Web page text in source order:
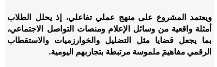
ويعتمد المشروع على منهج عملي تفاعلي، إذ يحلل الطلاب
أمثلة واقعية من وسائل الإعلام ومنصات التواصل الاجتماعي،
بما يجعل قضايا مثل التضليل والخوارزميات والاستقطاب
الرقمي مفاهيمَ ملموسة مرتبطة بتجاربهم اليومية.